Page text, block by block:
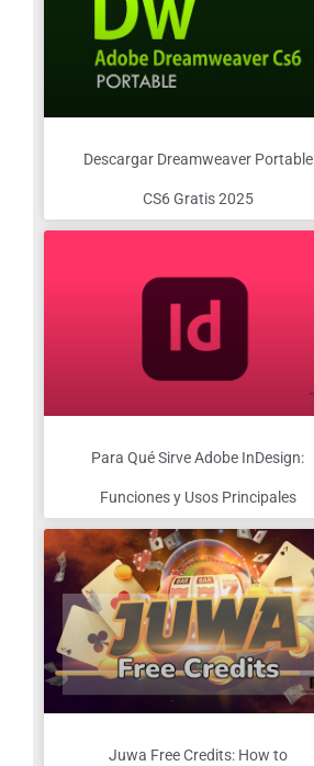
Descargar Dreamweaver Portable
CS6 Gratis 2025
Para Qué Sirve Adobe InDesign:
Funciones y Usos Principales
Juwa Free Credits: How to